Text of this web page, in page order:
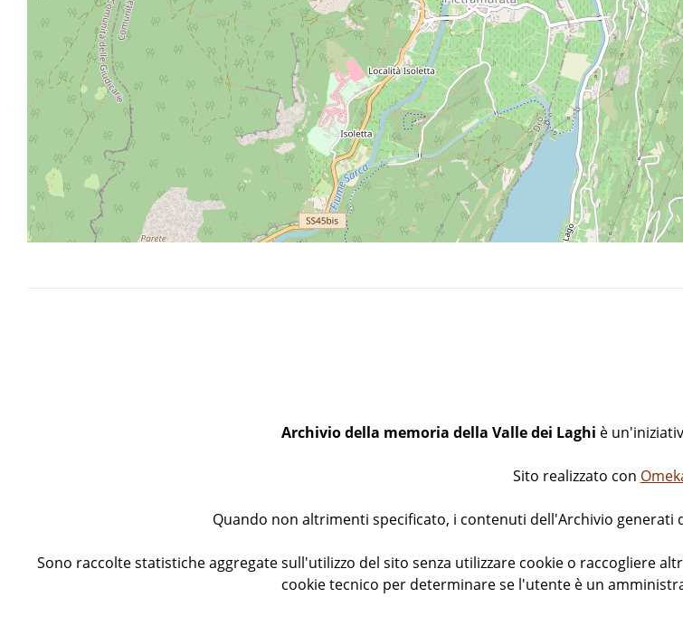
Archivio della memoria della Valle dei Laghi è
Sito realizzato con
Quando non altrimenti specificato, i contenuti dell'Archivio generati
Sono raccolte statistiche aggregate sull'utilizzo del sito senza utilizzare cookie o raccogliere
cookie tecnico per determinare se l'utente è un